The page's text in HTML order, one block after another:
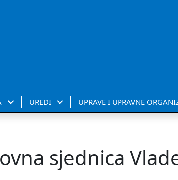
UREDI UPRAVE I UPRAVNE
sjednica